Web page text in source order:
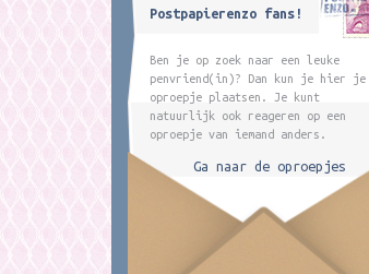
Postpapierenzo fans!
Ben je op zoek naar een leuke
penvriend(in)? Dan kun je hier je
oproepje plaatsen. Je kunt
natuurlijk ook reageren op een
oproepje van iemand anders.
Ga naar de oproepjes